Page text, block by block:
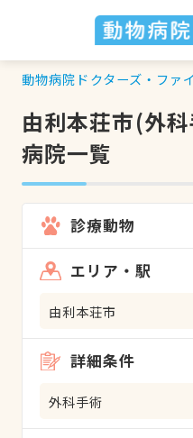
動物病院ドクターズ・ファ
由利本荘市(外
病院一覧
診療動物
エリア・駅
由利本荘市
詳細条件
外科手術